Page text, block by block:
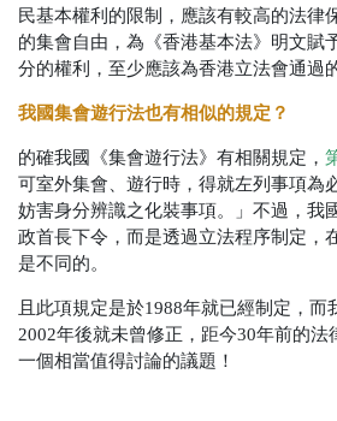
民基本權利的限制，應該有較高的法律
的集會自由，為《香港基本法》明文賦
分的權利，至少應該為香港立法會通過
我國集會遊行法也有相似的規定？
的確我國《集會遊行法》有相關規定，
可室外集會、遊行時，得就左列事項為
妨害身分辨識之化裝事項。」不過，我
政首長下令，而是透過立法程序制定，
是不同的。
且此項規定是於1988年就已經制定，而
2002年後就未曾修正，距今30年前的法
一個相當值得討論的議題！